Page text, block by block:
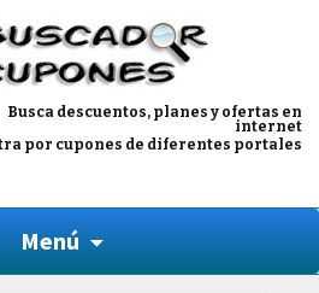
Busca descuentos, planes y ofertas en
internet
por cupones de diferentes portales
Menú